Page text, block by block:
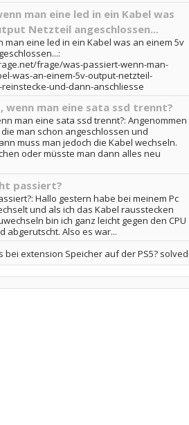
man eine led in ein Kabel was
Netzteil angeschlossen...
man eine led in ein Kabel was an einem 5v
frage/was-passiert-wenn-man-
was-an-einem-5v-output-netzteil-
und-dann-anschliesse
wenn man eine sata ssd trennt?
man eine sata ssd trennt?: Angenommen
man schon angeschlossen und
muss man jedoch die Kabel wechseln.
oder müsste man dann alles neu
passiert?
Hallo gestern habe bei meinem Pc
und als ich das Kabel rausstecken
bin ich ganz leicht gegen den CPU
abgerutscht. Also es war...
bei extension Speicher auf der PS5? solved